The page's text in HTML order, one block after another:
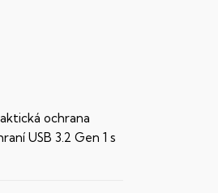
ochrana
USB 3.2 Gen 1 s